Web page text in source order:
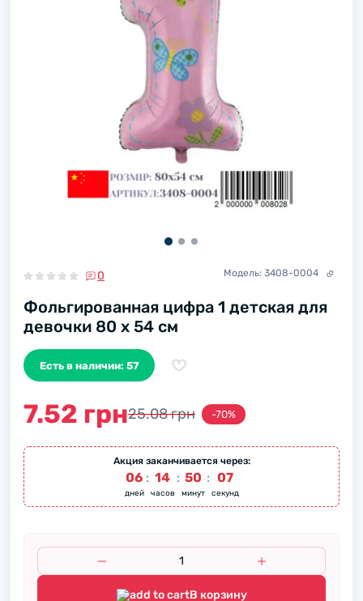
0 Модель: 3408-0004
Фольгированная цифра 1 детская для
девочки 80 х 54 см
Есть в наличии: 57
7.52 грн25.08 грн -70%
Акция заканчивается через:
06
дней
: 14
часов
: 50
минут
: 07
секунд
В корзину